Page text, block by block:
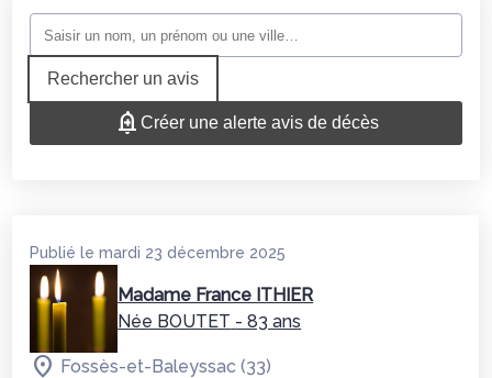
SERVICES AUX FAMILLES
Rechercher un avis
Créer une alerte avis de décès
Publié le mardi 23 décembre 2025
Madame France ITHIER
Née BOUTET - 83 ans
Fossès-et-Baleyssac (33)